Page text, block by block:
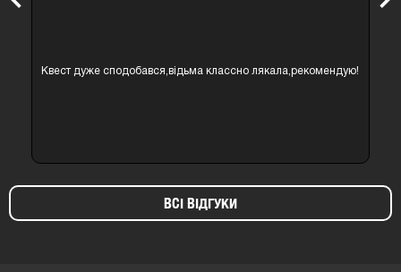
Previous
Квест дуже сподобався,відьма классно лякала,рекомендую!
ВСІ ВІДГУКИ